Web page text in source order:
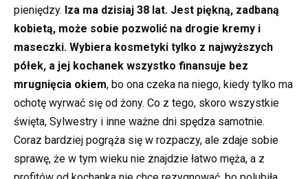
pieniędzy. Iza ma dzisiaj 38 lat. Jest piękną, zadbaną
kobietą, może sobie pozwolić na drogie kremy i
maseczki. Wybiera kosmetyki tylko z najwyższych
półek, a jej kochanek wszystko finansuje bez
mrugnięcia okiem, bo ona czeka na niego, kiedy tylko ma
ochotę wyrwać się od żony. Co z tego, skoro wszystkie
święta, Sylwestry i inne ważne dni spędza samotnie.
Coraz bardziej pogrąża się w rozpaczy, ale zdaje sobie
sprawę, że w tym wieku nie znajdzie łatwo męża, a z